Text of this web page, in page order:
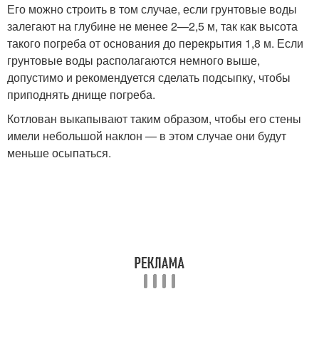
Его можно строить в том случае, если грунтовые воды
залегают на глубине не менее 2—2,5 м, так как высота
такого погреба от основания до перекрытия 1,8 м. Если
грунтовые воды располагаются немного выше,
допустимо и рекомендуется сделать подсыпку, чтобы
приподнять днище погреба.
Котлован выкапывают таким образом, чтобы его стены
имели небольшой наклон — в этом случае они будут
меньше осыпаться.